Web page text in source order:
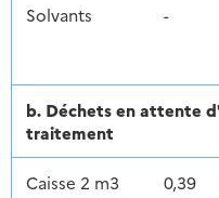
Solvants -
b. Déchets en attente
traitement
Caisse 2 m3
0,39